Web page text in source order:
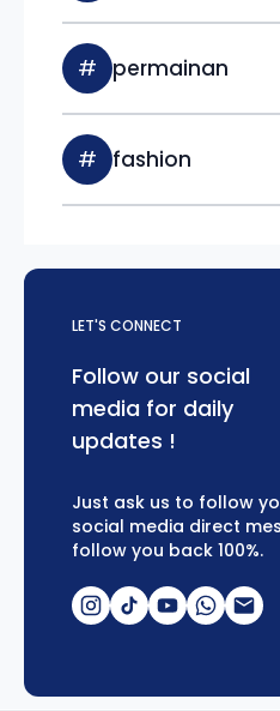
# permainan
# fashion
LET'S CONNECT
Follow our social
media for daily
updates !
Just ask us to follow
social media direct
follow you back 100%.